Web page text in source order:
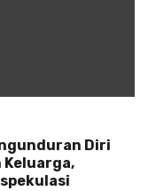
Diri
Keluarga,